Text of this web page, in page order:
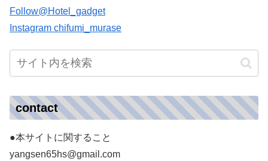
Follow@Hotel_gadget
Instagram chifumi_murase
contact
●本サイトに関すること
yangsen65hs@gmail.com